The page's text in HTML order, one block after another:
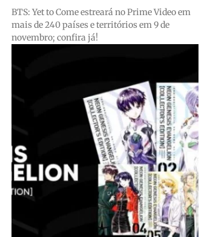
BTS: Yet to Come estreará no Prime Video em
mais de 240 países e territórios em 9 de
novembro; confira já!